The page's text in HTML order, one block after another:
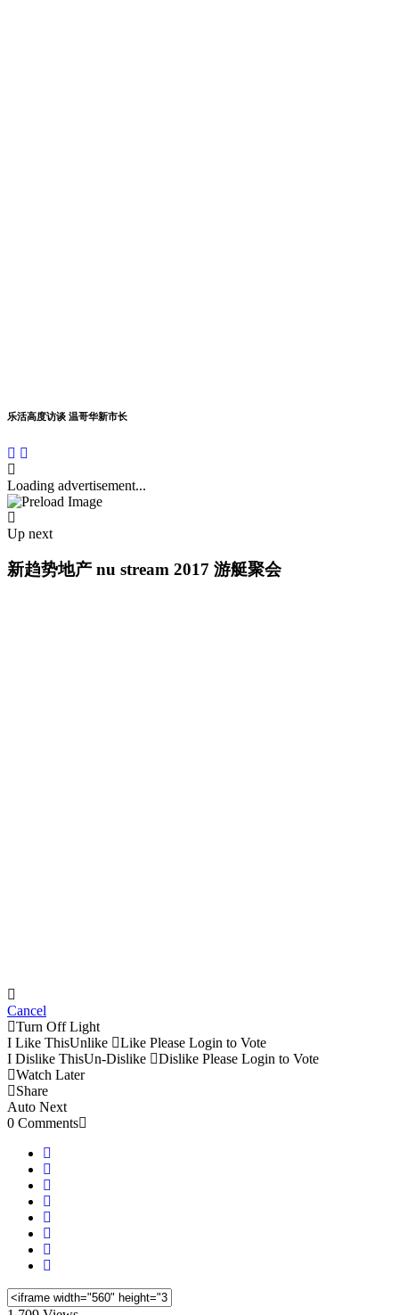
乐活高度访谈 温哥华新市长
Loading advertisement...
Up next
新趋势地产 nu stream 2017 游艇聚会
Cancel
Turn Off Light
I Like ThisUnlike Like Please Login to Vote
I Dislike ThisUn-Dislike Dislike Please Login to Vote
Watch Later
Share
Auto Next
0 Comments